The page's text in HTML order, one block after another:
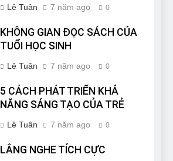
Lê Tuân 7 năm ago 0
KHÔNG GIAN ĐỌC SÁCH CỦA
TUỔI HỌC SINH
Lê Tuân 7 năm ago 0
5 CÁCH PHÁT TRIỂN KHẢ
NĂNG SÁNG TẠO CỦA TRẺ
Lê Tuân 7 năm ago 0
LẮNG NGHE TÍCH CỰC